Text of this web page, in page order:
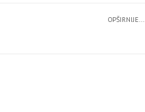
OPŠIRNIJE...